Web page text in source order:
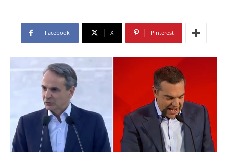
Facebook X Pinterest